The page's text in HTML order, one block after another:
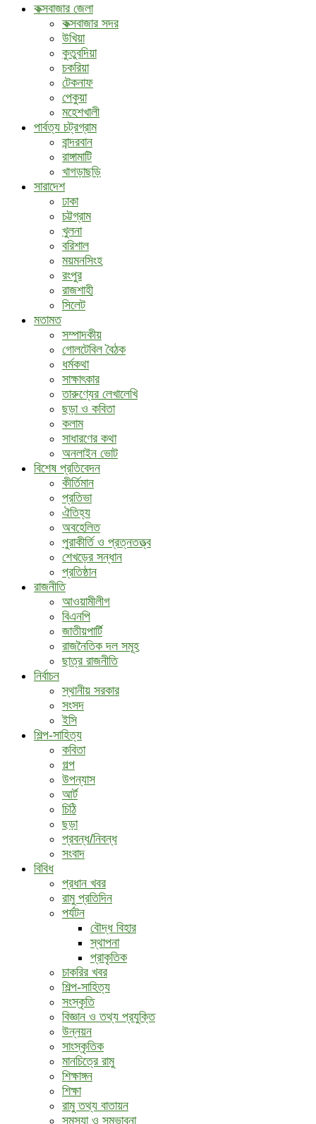
কক্সবাজার জেলা
কক্সবাজার সদর
উখিয়া
কুতুবদিয়া
চকরিয়া
টেকনাফ
পেকুয়া
মহেশখালী
পার্বত্য চট্রগ্রাম
বান্দরবান
রাঙ্গামাটি
খাগড়াছড়ি
সারাদেশ
ঢাকা
চট্টগ্রাম
খুলনা
বরিশাল
ময়মনসিংহ
রংপুর
রাজশাহী
সিলেট
মতামত
সম্পাদকীয়
গোলটেবিল বৈঠক
ধর্মকথা
সাক্ষাৎকার
তারুণ্যের লেখালেখি
ছড়া ও কবিতা
কলাম
সাধারণের কথা
অনলাইন ভোট
বিশেষ প্রতিবেদন
কীর্তিমান
প্রতিভা
ঐতিহ্য
অবহেলিত
পুরাকীর্তি ও প্রত্নতত্ত্ব
শেখড়ের সন্ধান
প্রতিষ্ঠান
রাজনীতি
আওয়ামীলীগ
বিএনপি
জাতীয়পার্টি
রাজনৈতিক দল সমূহ
ছাত্র রাজনীতি
নির্বাচন
স্থানীয় সরকার
সংসদ
ইসি
শিল্প-সাহিত্য
কবিতা
গল্প
উপন্যাস
আর্ট
চিঠি
ছড়া
প্রবন্ধ/নিবন্ধ
সংবাদ
বিবিধ
প্রধান খবর
রামু প্রতিদিন
পর্যটন
বৌদ্ধ ‍বিহার
স্থাপনা
প্রাকৃতিক
চাকরির খবর
শিল্প-সাহিত্য
সংস্কৃতি
বিজ্ঞান ও তথ্য প্রযুক্তি
উন্নয়ন
সাংস্কৃতিক
মানচিত্রে রামু
শিক্ষাঙ্গন
শিক্ষা
রামু তথ্য বাতায়ন
সমস্যা ও সম্ভাবনা